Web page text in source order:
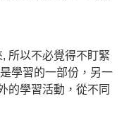
以不必覺得不盯緊
學習的一部份，另一
的學習活動，從不同